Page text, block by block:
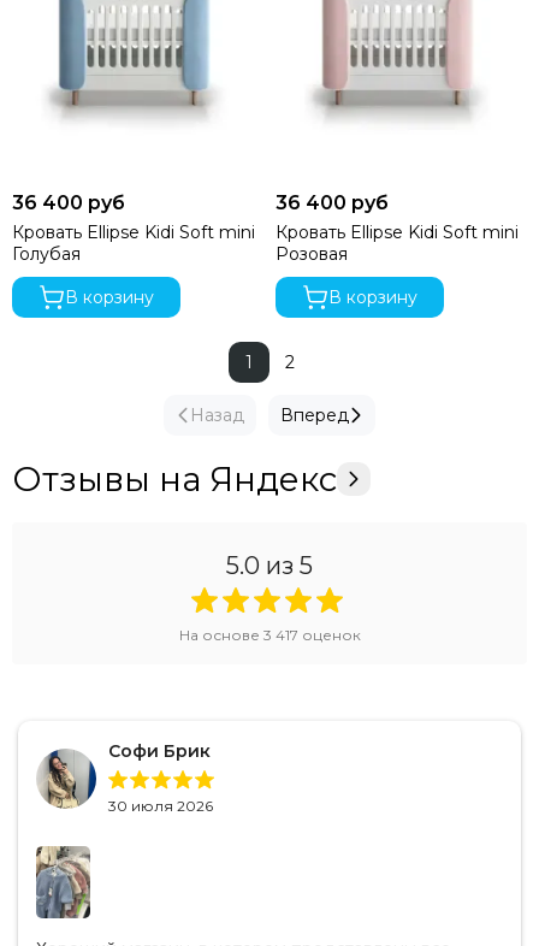
36 400 руб
Кровать Ellipse Kidi Soft mini
Голубая
В корзину
36 400 руб
Кровать Ellipse Kidi Soft mini
Розовая
В корзину
Назад
1 2
Вперед
Отзывы на Яндекс
5.0 из 5
На основе 3 417 оценок
Софи Брик
30 июля 2026